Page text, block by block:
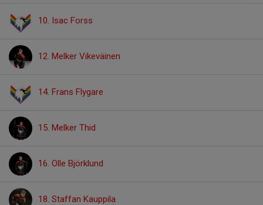
10. Isac Forss
12. Melker Vikeväinen
14. Frans Flygare
15. Melker Thid
16. Olle Björklund
18. Staffan Kauppila